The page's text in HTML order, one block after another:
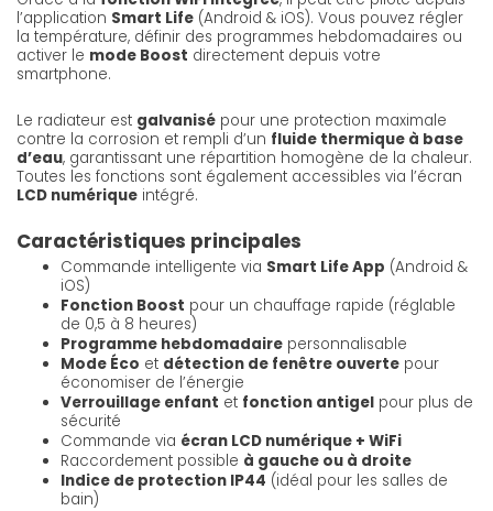
l’application Smart Life (Android & iOS). Vous pouvez régler
la température, définir des programmes hebdomadaires ou
activer le mode Boost directement depuis votre
smartphone.
Le radiateur est galvanisé pour une protection maximale
contre la corrosion et rempli d’un fluide thermique à base
d’eau, garantissant une répartition homogène de la chaleur.
Toutes les fonctions sont également accessibles via l’écran
LCD numérique intégré.
Caractéristiques principales
Commande intelligente via Smart Life App (Android &
iOS)
Fonction Boost pour un chauffage rapide (réglable
de 0,5 à 8 heures)
Programme hebdomadaire personnalisable
Mode Éco et détection de fenêtre ouverte pour
économiser de l’énergie
Verrouillage enfant et fonction antigel pour plus de
sécurité
Commande via écran LCD numérique + WiFi
Raccordement possible à gauche ou à droite
Indice de protection IP44 (idéal pour les salles de
bain)